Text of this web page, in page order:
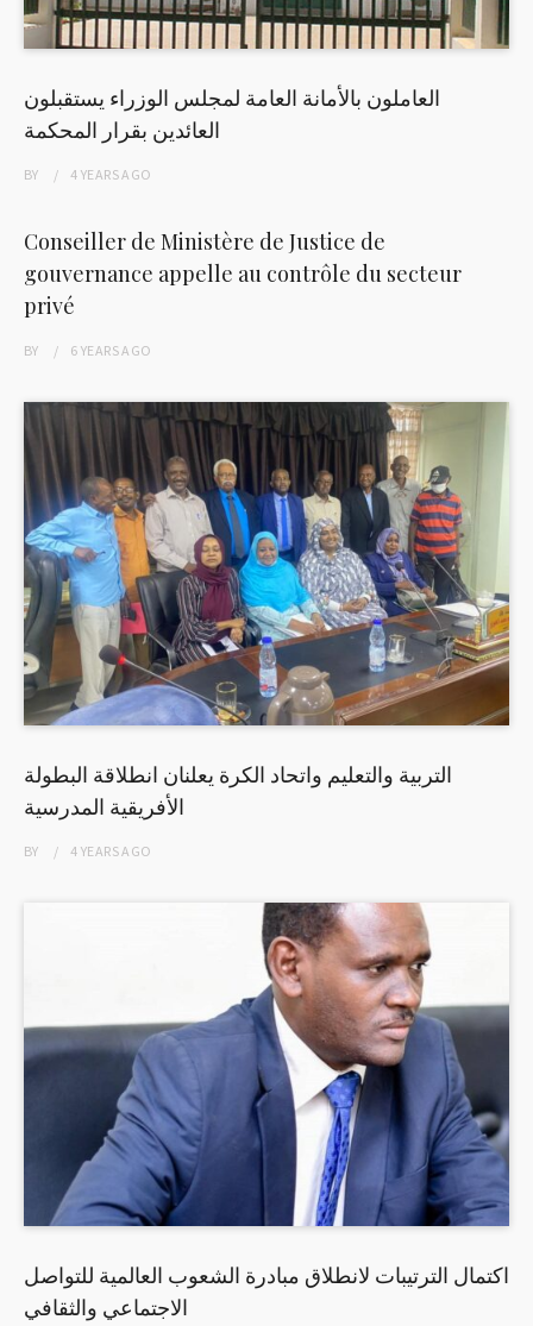
العاملون بالأمانة العامة لمجلس الوزراء يستقبلون
العائدين بقرار المحكمة
BY 4 YEARSAGO
Conseiller de Ministère de Justice de
gouvernance appelle au contrôle du secteur
privé
BY 6 YEARSAGO
التربية والتعليم واتحاد الكرة يعلنان انطلاقة البطولة
الأفريقية المدرسية
BY 4 YEARSAGO
اكتمال الترتيبات لانطلاق مبادرة الشعوب العالمية للتواصل
الاجتماعي والثقافي